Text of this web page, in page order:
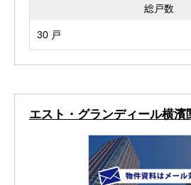
総戸数
30 戸
エスト・グランディール横濱